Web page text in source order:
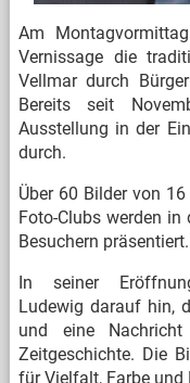
Am
Vernissage die
Vellmar durch
Bereits seit
Ausstellung in der
durch.
Über 60 Bilder von
Foto-Clubs werden in
Besuchern präsentiert.
In seiner
Ludewig darauf hin,
und eine
Zeitgeschichte. Die
für Vielfalt, Farbe und